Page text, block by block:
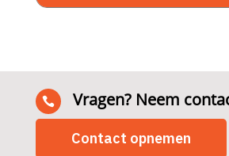
 Vragen? Neem
Contact opnemen